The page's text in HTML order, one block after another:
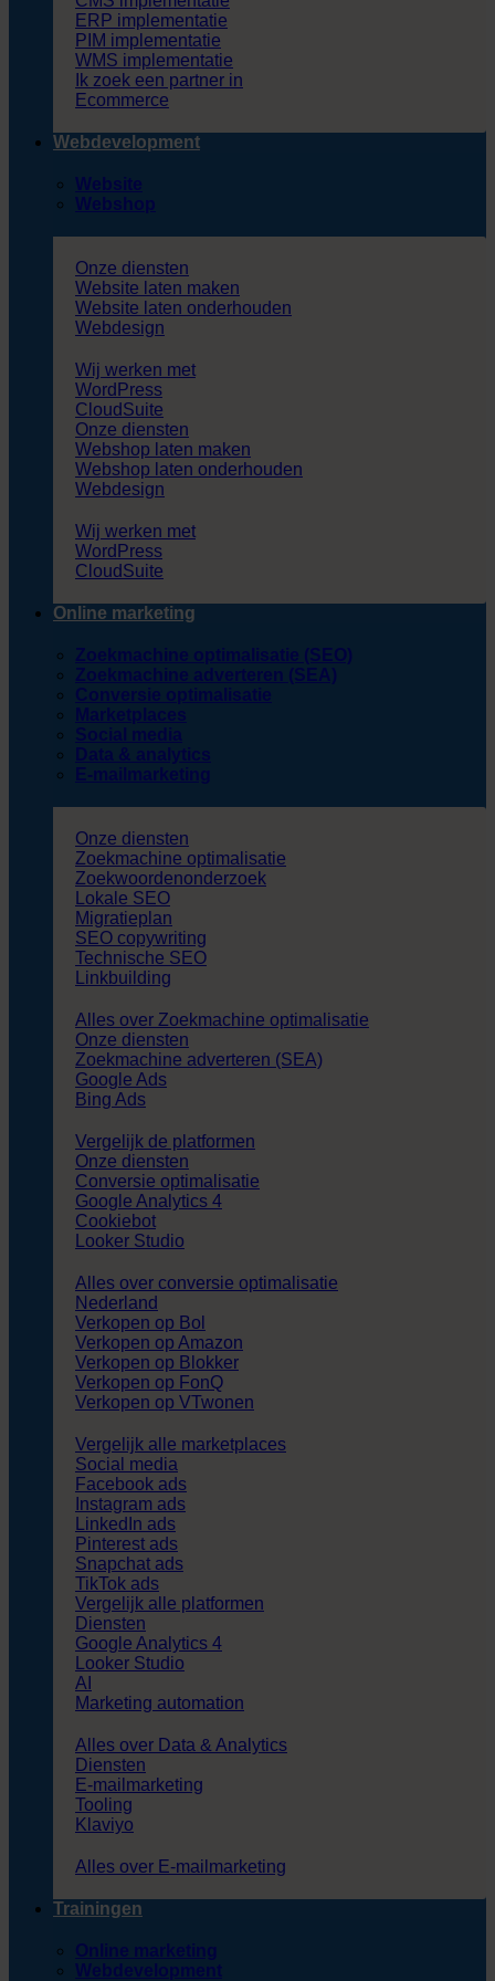
ERP implementatie
PIM implementatie
WMS implementatie
Ik zoek een partner in
Ecommerce
Webdevelopment
Website
Webshop
Onze diensten
Website laten maken
Website laten onderhouden
Webdesign
Wij werken met
WordPress
CloudSuite
Onze diensten
Webshop laten maken
Webshop laten onderhouden
Webdesign
Wij werken met
WordPress
CloudSuite
Online marketing
Zoekmachine optimalisatie (SEO)
Zoekmachine adverteren (SEA)
Conversie optimalisatie
Marketplaces
Social media
Data & analytics
E-mailmarketing
Onze diensten
Zoekmachine optimalisatie
Zoekwoordenonderzoek
Lokale SEO
Migratieplan
SEO copywriting
Technische SEO
Linkbuilding
Alles over Zoekmachine optimalisatie
Onze diensten
Zoekmachine adverteren (SEA)
Google Ads
Bing Ads
Vergelijk de platformen
Onze diensten
Conversie optimalisatie
Google Analytics 4
Cookiebot
Looker Studio
Alles over conversie optimalisatie
Nederland
Verkopen op Bol
Verkopen op Amazon
Verkopen op Blokker
Verkopen op FonQ
Verkopen op VTwonen
Vergelijk alle marketplaces
Social media
Facebook ads
Instagram ads
LinkedIn ads
Pinterest ads
Snapchat ads
TikTok ads
Vergelijk alle platformen
Diensten
Google Analytics 4
Looker Studio
AI
Marketing automation
Alles over Data & Analytics
Diensten
E-mailmarketing
Tooling
Klaviyo
Alles over E-mailmarketing
Trainingen
Online marketing
Webdevelopment